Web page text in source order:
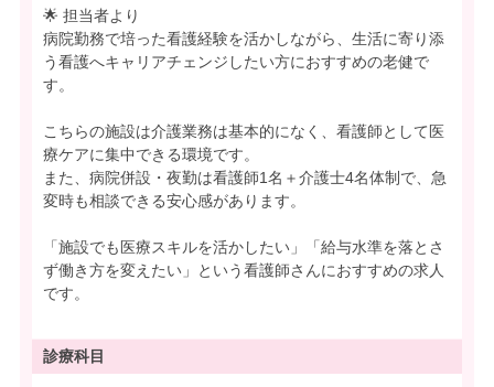
🌟 担当者より
病院勤務で培った看護経験を活かしながら、生活に寄り添
う看護へキャリアチェンジしたい方におすすめの老健で
す。
こちらの施設は介護業務は基本的になく、看護師として医
療ケアに集中できる環境です。
また、病院併設・夜勤は看護師1名＋介護士4名体制で、急
変時も相談できる安心感があります。
「施設でも医療スキルを活かしたい」「給与水準を落とさ
ず働き方を変えたい」という看護師さんにおすすめの求人
です。
診療科目